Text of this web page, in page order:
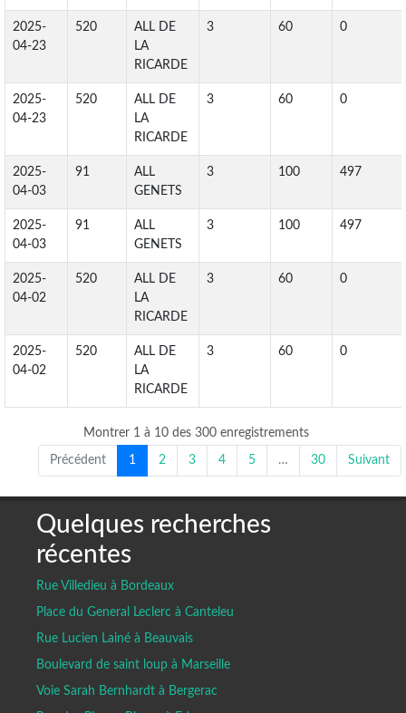
2025-
04-23
520
ALL DE
LA
RICARDE
3 60 0
2025-
04-23
520
ALL DE
LA
RICARDE
3 60 0
2025-
04-03
91
ALL
GENETS
3 100 497
2025-
04-03
91
ALL
GENETS
3 100 497
2025-
04-02
520
ALL DE
LA
RICARDE
3 60 0
2025-
04-02
520
ALL DE
LA
RICARDE
3 60 0
Montrer 1 à 10 des 300 enregistrements
Précédent 1 2 3 4 5 … 30 Suivant
Quelques recherches
récentes
Rue Villedieu à Bordeaux
Place du General Leclerc à Canteleu
Rue Lucien Lainé à Beauvais
Boulevard de saint loup à Marseille
Voie Sarah Bernhardt à Bergerac